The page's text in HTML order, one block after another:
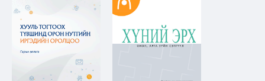
байдалд өгөх
санал